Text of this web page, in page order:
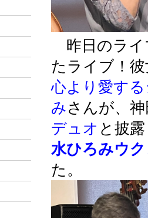
昨日のライ
たライブ！
心より愛す
みさんが、
デュオ と披
水ひろみウ
た。